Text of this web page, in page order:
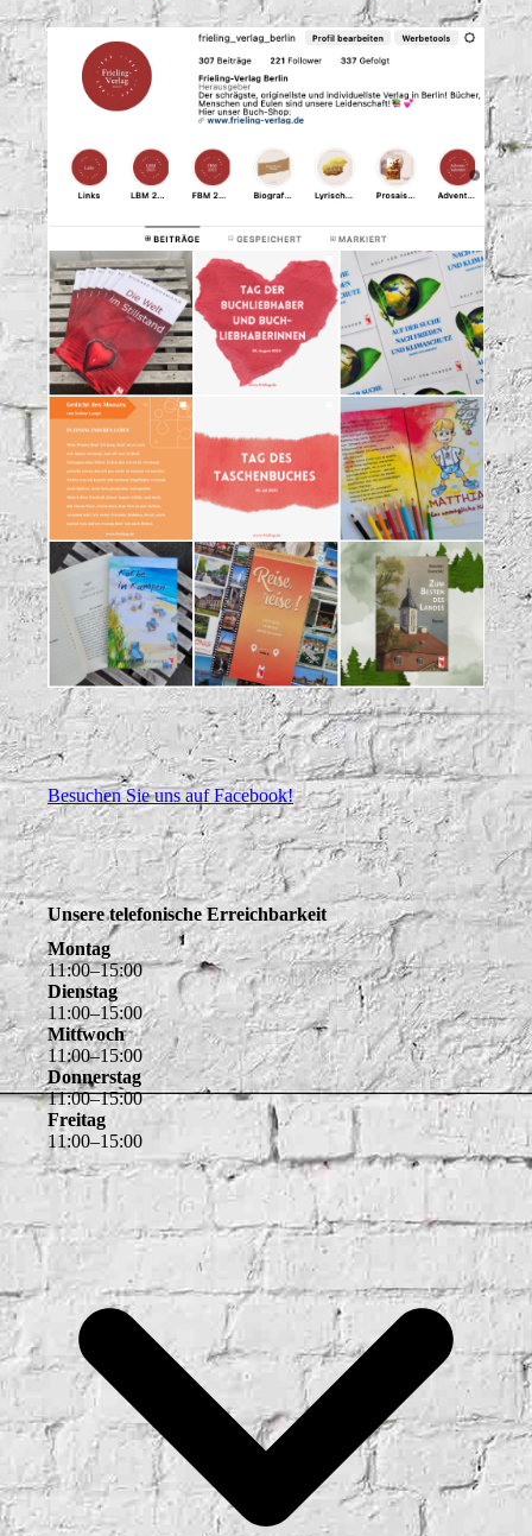
Besuchen Sie uns auf Facebook!
Unsere telefonische Erreichbarkeit
Montag
11:00–15:00
Dienstag
11 :00–15:00
Mittwoch
11:00–15:00
Donnerstag
11:00–15:00
Freitag
11:00–15:00